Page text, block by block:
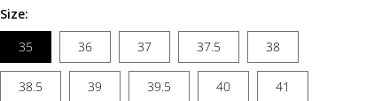
Size:
35
36 37 37.5 38
38.5 39 39.5 40 41